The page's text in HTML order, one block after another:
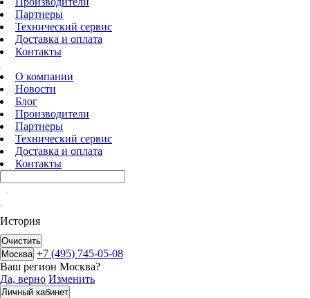
Партнеры
Технический сервис
Доставка и оплата
Контакты
О компании
Новости
Блог
Производители
Партнеры
Технический сервис
Доставка и оплата
Контакты
История
Очистить
Москва +7 (495) 745-05-08
Ваш регион Москва?
Да, верно Изменить
Личный кабинет